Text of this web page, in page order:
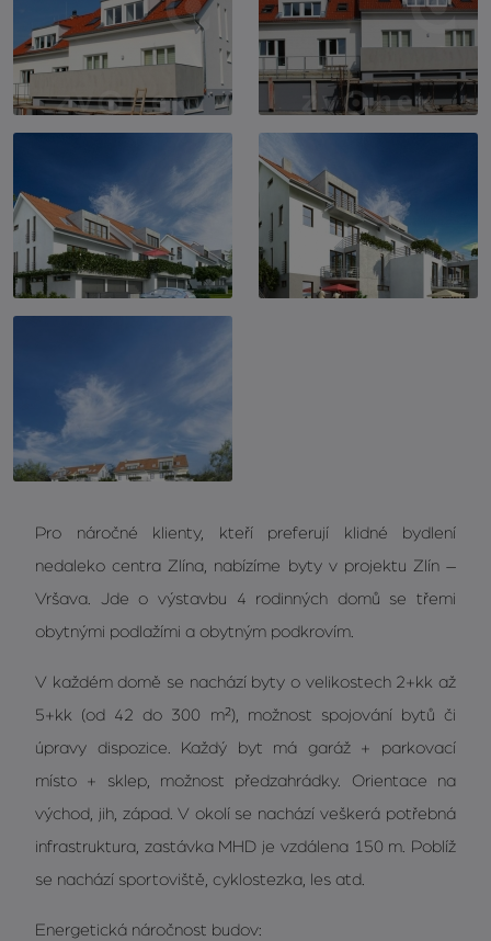
Pro náročné klienty, kteří preferují klidné bydlení
nedaleko centra Zlína, nabízíme byty v projektu Zlín –
Vršava. Jde o výstavbu 4 rodinných domů se třemi
obytnými podlažími a obytným podkrovím.
V každém domě se nachází byty o velikostech 2+kk až
5+kk (od 42 do 300 m²), možnost spojování bytů či
úpravy dispozice. Každý byt má garáž + parkovací
místo + sklep, možnost předzahrádky. Orientace na
východ, jih, západ. V okolí se nachází veškerá potřebná
infrastruktura, zastávka MHD je vzdálena 150 m. Poblíž
se nachází sportoviště, cyklostezka, les atd.
Energetická náročnost budov: